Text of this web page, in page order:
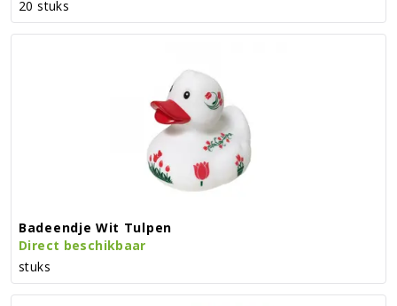
20 stuks
Badeendje Wit Tulpen
Direct beschikbaar
stuks